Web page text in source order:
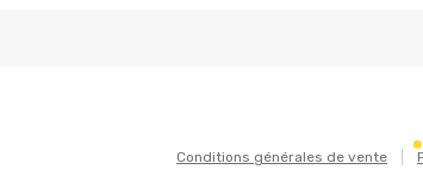
Conditions générales de vente